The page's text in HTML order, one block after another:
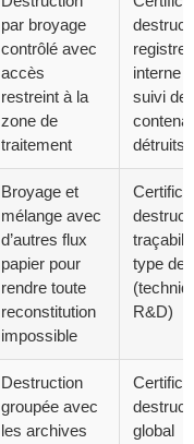
par broyage
contrôlé avec
accès
restreint à la
zone de
traitement
registre
interne
suivi
détruits
Broyage et
mélange avec
d’autres flux
papier pour
rendre toute
reconstitution
impossible
type de
R&D)
Destruction
groupée avec
les archives
global